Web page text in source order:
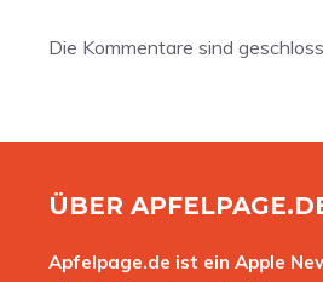
Die Kommentare sind
ÜBER
Apfelpage.de ist ein Apple